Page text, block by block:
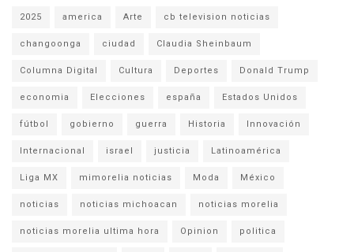
2025 america Arte cb television noticias
changoonga ciudad Claudia Sheinbaum
Columna Digital Cultura Deportes Donald Trump
economia Elecciones españa Estados Unidos
fútbol gobierno guerra Historia Innovación
Internacional israel justicia Latinoamérica
Liga MX mimorelia noticias Moda México
noticias noticias michoacan noticias morelia
noticias morelia ultima hora Opinion politica